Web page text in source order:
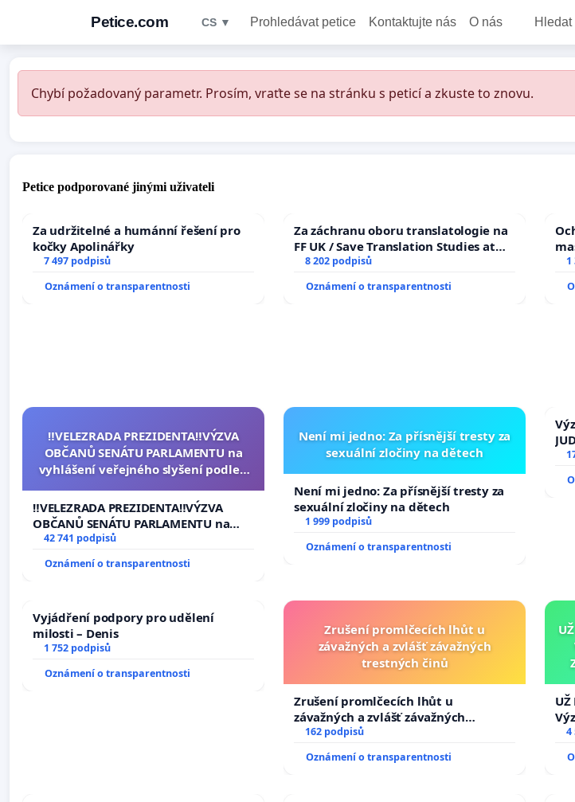
Petice.com CS ▼ Prohledávat petice Kontaktujte nás O nás Hledat
Chybí požadovaný parametr. Prosím, vraťte se na stránku s peticí a zkuste to znovu.
Petice podporované jinými uživateli
Za udržitelné a humánní řešení pro
kočky Apolinářky
7 497 podpisů
Oznámení o transparentnosti
Za záchranu oboru translatologie na
FF UK / Save Translation Studies at
the Faculty of Arts, Charles
University
8 202 podpisů
Oznámení o transparentnosti
1
‼️VELEZRADA PREZIDENTA‼️VÝZVA
OBČANŮ SENÁTU PARLAMENTU na
vyhlášení veřejného slyšení podle §
na přijetí usnesení k podání ústavní
žaloby na prezidenta republiky
‼️VELEZRADA PREZIDENTA‼️VÝZVA
OBČANŮ SENÁTU PARLAMENTU na
vyhlášení veřejného slyšení podle §
144 jednacího řádu Senátu k návrhu
na přijetí usnesení k podání ústavní
42 741 podpisů
Oznámení o transparentnosti
Není mi jedno: Za přísnější tresty za
sexuální zločiny na dětech
Není mi jedno: Za přísnější tresty za
sexuální zločiny na dětech
1 999 podpisů
Oznámení o transparentnosti
Vyjádření podpory pro udělení
milosti – Denis
1 752 podpisů
Oznámení o transparentnosti
Zrušení promlčecích lhůt u
závažných a zvlášť závažných
trestných činů
Zrušení promlčecích lhůt u
závažných a zvlášť závažných
trestných činů
162 podpisů
Oznámení o transparentnosti
UŽ
4